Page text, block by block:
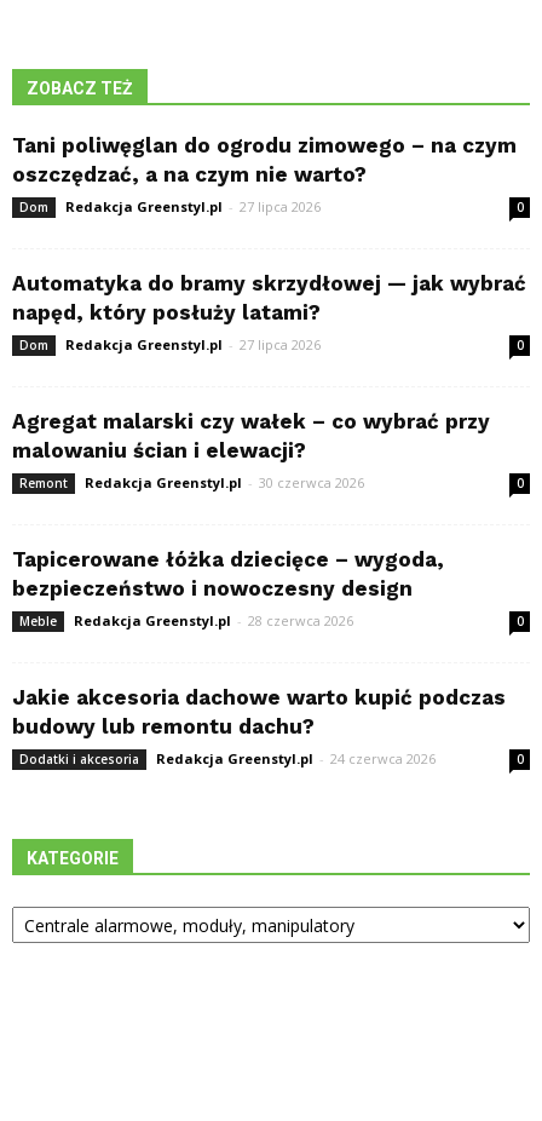
ZOBACZ TEŻ
Tani poliwęglan do ogrodu zimowego – na czym
oszczędzać, a na czym nie warto?
Dom Redakcja Greenstyl.pl - 27 lipca 2026 0
Automatyka do bramy skrzydłowej — jak wybrać
napęd, który posłuży latami?
Dom Redakcja Greenstyl.pl - 27 lipca 2026 0
Agregat malarski czy wałek – co wybrać przy
malowaniu ścian i elewacji?
Remont Redakcja Greenstyl.pl - 30 czerwca 2026 0
Tapicerowane łóżka dziecięce – wygoda,
bezpieczeństwo i nowoczesny design
Meble Redakcja Greenstyl.pl - 28 czerwca 2026 0
Jakie akcesoria dachowe warto kupić podczas
budowy lub remontu dachu?
Dodatki i akcesoria Redakcja Greenstyl.pl - 24 czerwca 2026 0
KATEGORIE
Kategorie